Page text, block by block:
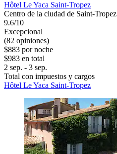
Hôtel Le Yaca Saint-Tropez
Centro de la ciudad de Saint-Tropez
9.6/10
Excepcional
(82 opiniones)
$883 por noche
$983 en total
2 sep. - 3 sep.
Total con impuestos y cargos
Hôtel Le Yaca Saint-Tropez